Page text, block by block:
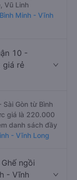
Vũ Linh
Minh - Vĩnh
10 -
giá rẻ
Sài Gòn từ Bình
giá là 220.000
danh sách đầy
- Vĩnh Long
ngồi
- Vĩnh